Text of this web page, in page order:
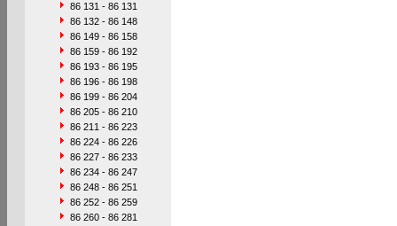
86 131 - 86 131
86 132 - 86 148
86 149 - 86 158
86 159 - 86 192
86 193 - 86 195
86 196 - 86 198
86 199 - 86 204
86 205 - 86 210
86 211 - 86 223
86 224 - 86 226
86 227 - 86 233
86 234 - 86 247
86 248 - 86 251
86 252 - 86 259
86 260 - 86 281